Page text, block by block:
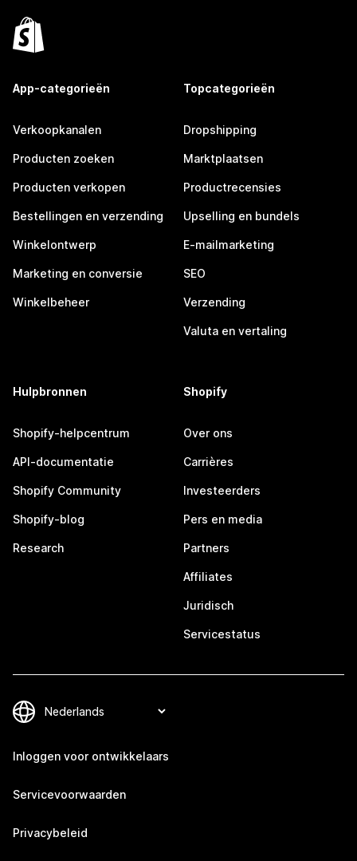
App-categorieën
Verkoopkanalen
Producten zoeken
Producten verkopen
Bestellingen en verzending
Winkelontwerp
Marketing en conversie
Winkelbeheer
Topcategorieën
Dropshipping
Marktplaatsen
Productrecensies
Upselling en bundels
E-mailmarketing
SEO
Verzending
Valuta en vertaling
Hulpbronnen
Shopify-helpcentrum
API-documentatie
Shopify Community
Shopify-blog
Research
Shopify
Over ons
Carrières
Investeerders
Pers en media
Partners
Affiliates
Juridisch
Servicestatus
Inloggen voor ontwikkelaars
Servicevoorwaarden
Privacybeleid